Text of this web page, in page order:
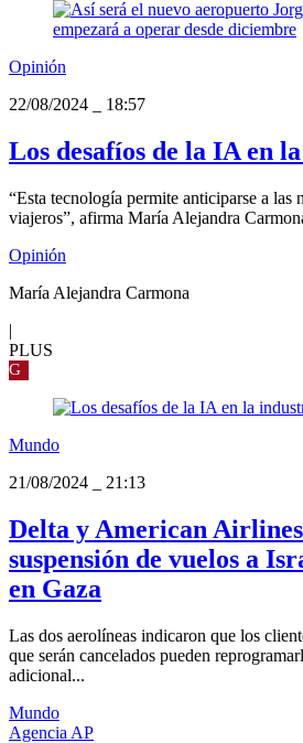
Opinión
22/08/2024
18:57
Los desafíos de la IA en
“Esta tecnología permite anticiparse a las
viajeros”, afirma María Alejandra
Opinión
María Alejandra Carmona
|
PLUS
G
Mundo
21/08/2024
21:13
Delta y American
suspensión de vuelos a
en Gaza
Las dos aerolíneas indicaron que los
que serán cancelados pueden
adicional...
Mundo
Agencia AP